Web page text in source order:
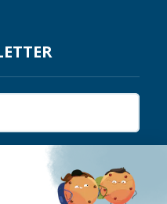
newsletters de Coral